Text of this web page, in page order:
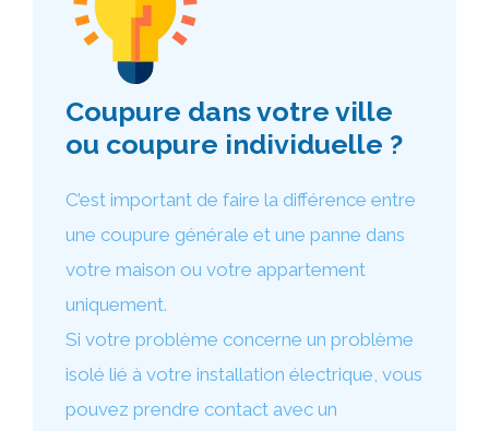
Coupure dans votre ville
ou coupure individuelle ?
C’est important de faire la différence entre
une coupure générale et une panne dans
votre maison ou votre appartement
uniquement.
Si votre problème concerne un problème
isolé lié à votre installation électrique, vous
pouvez prendre contact avec un